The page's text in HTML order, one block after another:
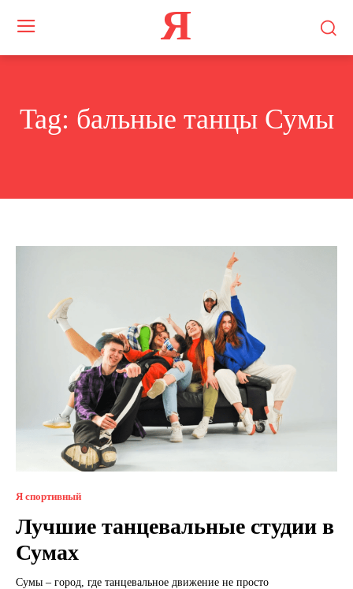
Я
Tag: бальные танцы Сумы
Я спортивный
Лучшие танцевальные студии в
Сумах
Сумы – город, где танцевальное движение не просто